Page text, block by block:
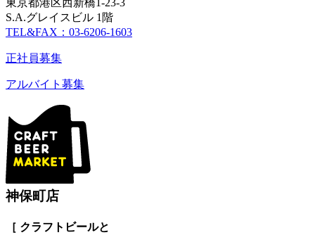
S.A.グレイスビル 1階
TEL&FAX：03-6206-1603
正社員募集
アルバイト募集
神保町店
［ クラフトビールと